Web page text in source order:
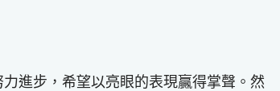
進步，希望以亮眼的表現贏得掌聲。然